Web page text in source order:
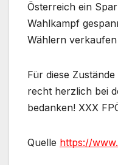
Österreich ein
Wahlkampf
Wählern
Für diese
recht herzlich bei
bedanken! XXX
Quelle https://